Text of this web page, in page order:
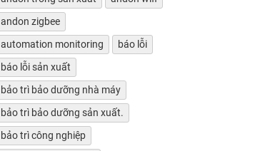
andon zigbee
automation monitoring
báo lỗi
báo lỗi sản xuất
bảo trì bảo dưỡng nhà máy
bảo trì bảo dưỡng sản xuất.
bảo trì công nghiệp